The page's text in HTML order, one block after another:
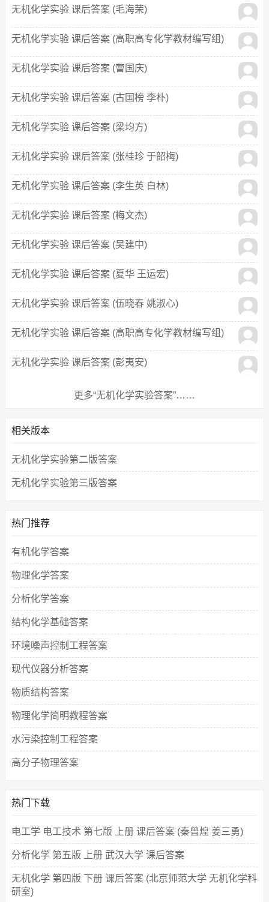
无机化学实验 课后答案 (毛海荣)
无机化学实验 课后答案 (高职高专化学教材编写组)
无机化学实验 课后答案 (曹国庆)
无机化学实验 课后答案 (古国榜 李朴)
无机化学实验 课后答案 (梁均方)
无机化学实验 课后答案 (张桂珍 于韶梅)
无机化学实验 课后答案 (李生英 白林)
无机化学实验 课后答案 (梅文杰)
无机化学实验 课后答案 (吴建中)
无机化学实验 课后答案 (夏华 王运宏)
无机化学实验 课后答案 (伍晓春 姚淑心)
无机化学实验 课后答案 (高职高专化学教材编写组)
无机化学实验 课后答案 (彭夷安)
更多“无机化学实验答案”……
相关版本
无机化学实验第二版答案
无机化学实验第三版答案
热门推荐
有机化学答案
物理化学答案
分析化学答案
结构化学基础答案
环境噪声控制工程答案
现代仪器分析答案
物质结构答案
物理化学简明教程答案
水污染控制工程答案
高分子物理答案
热门下载
电工学 电工技术 第七版 上册 课后答案 (秦曾煌 姜三勇)
分析化学 第五版 上册 武汉大学 课后答案
无机化学 第四版 下册 课后答案 (北京师范大学 无机化学科
研室)